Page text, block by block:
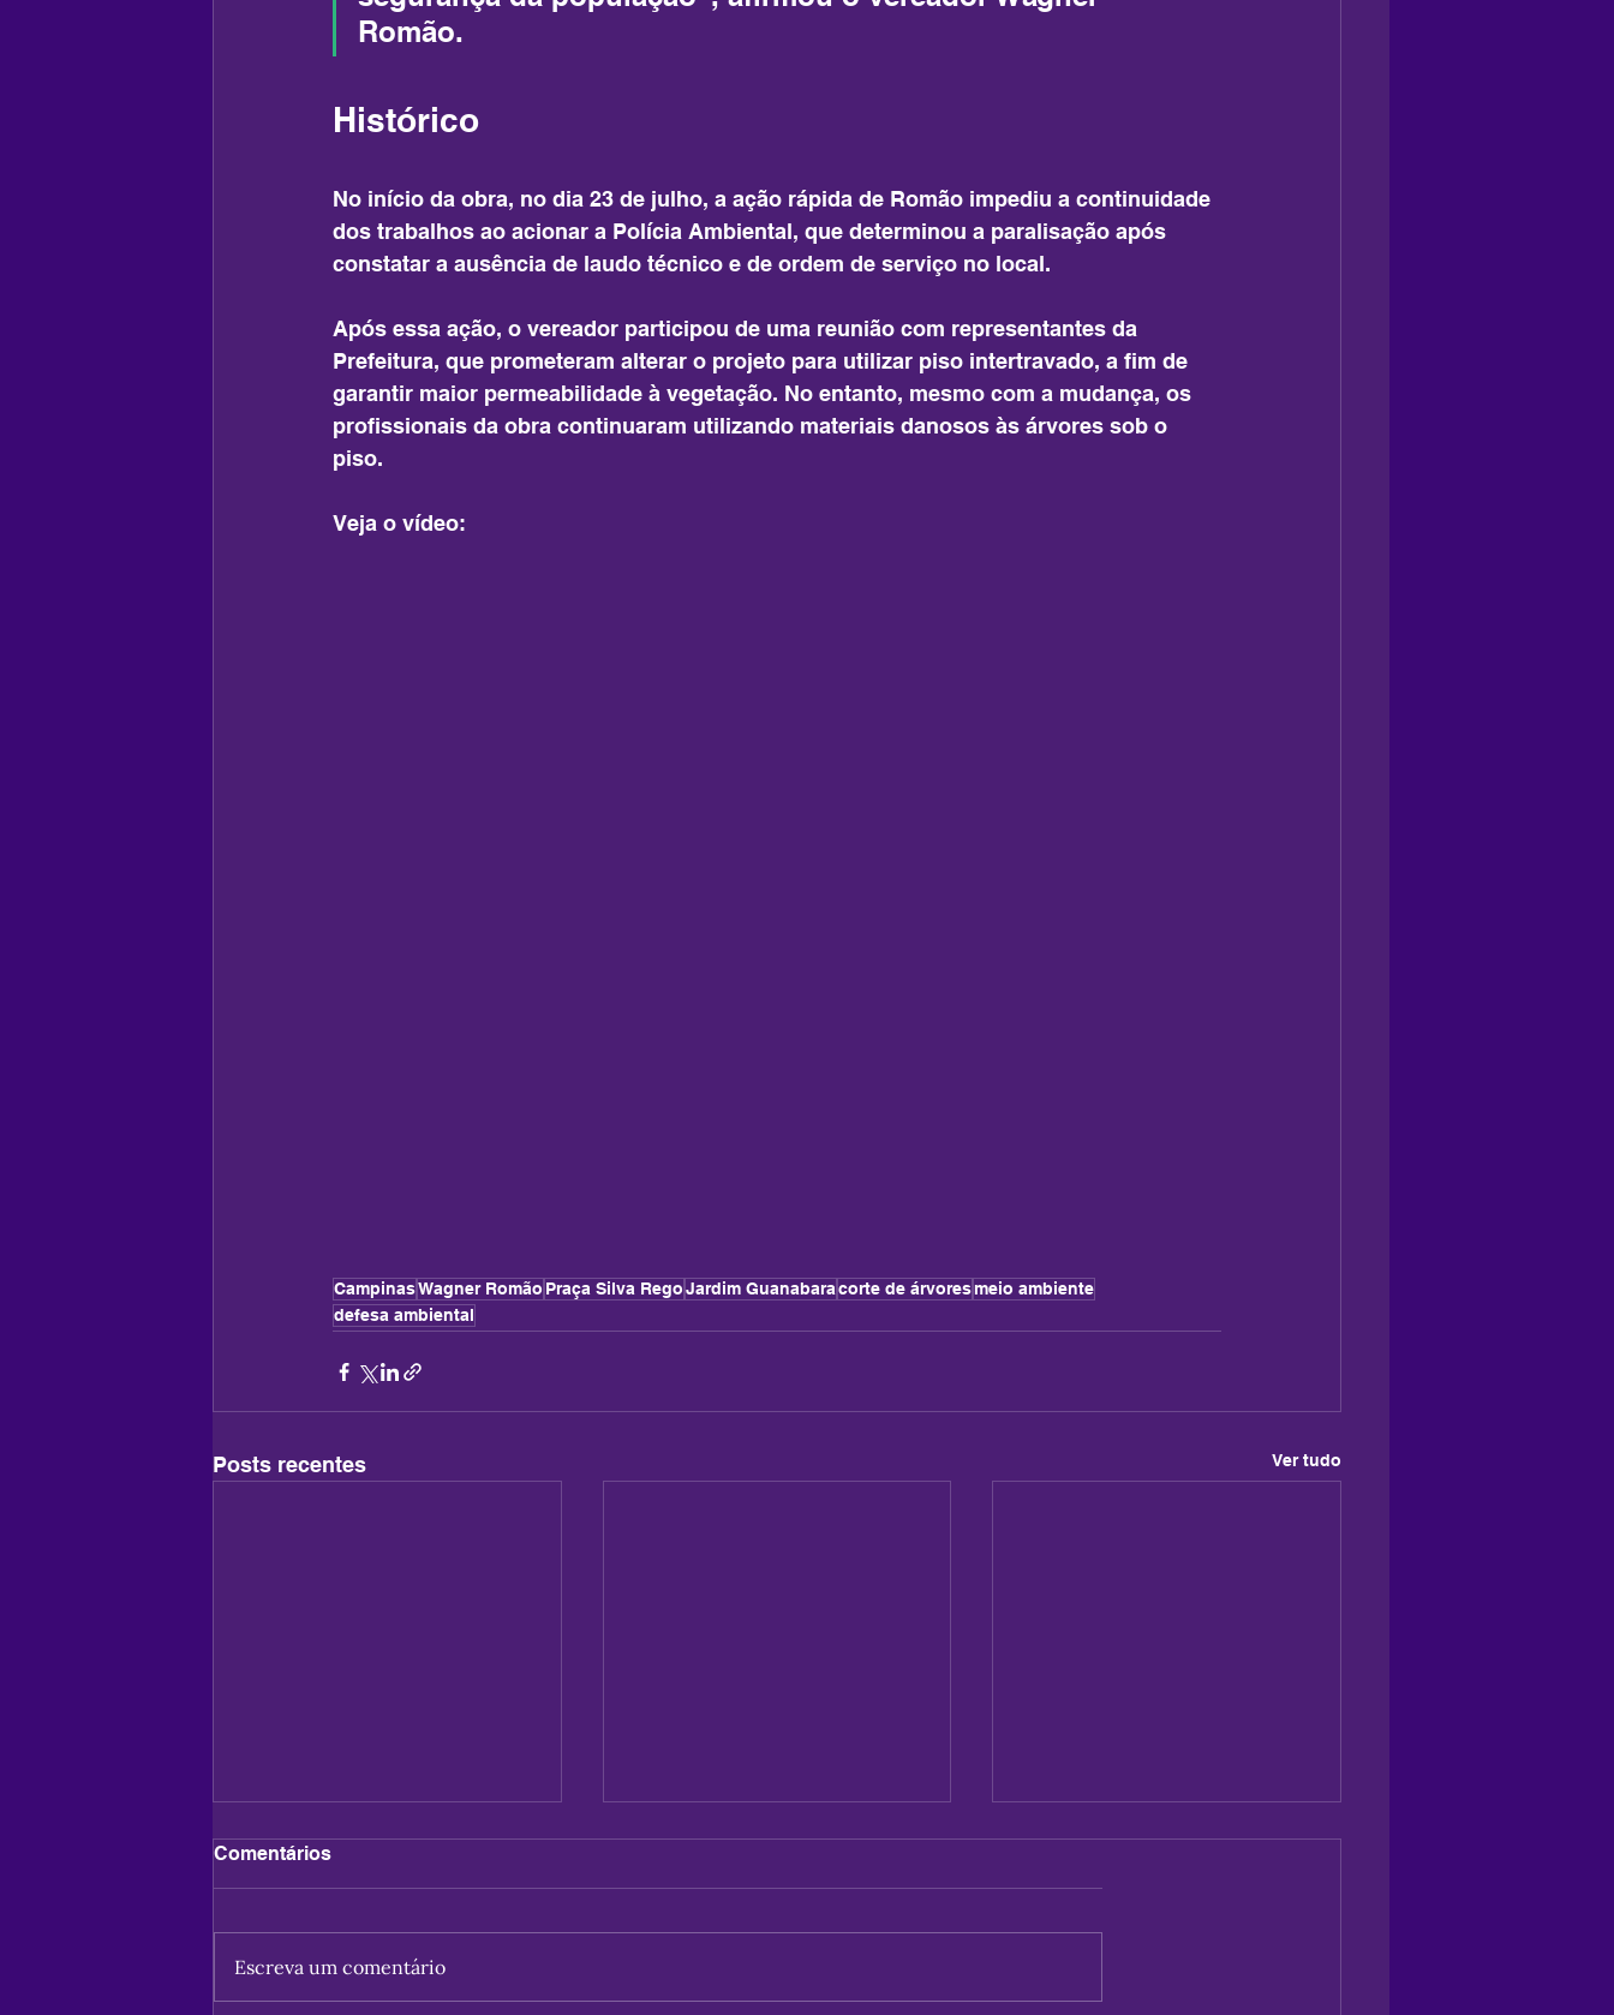
Romão.
Histórico
No início da obra, no dia 23 de julho, a ação rápida de Romão impediu a continuidade
dos trabalhos ao acionar a Polícia Ambiental, que determinou a paralisação após
constatar a ausência de laudo técnico e de ordem de serviço no local.
Após essa ação, o vereador participou de uma reunião com representantes da
Prefeitura, que prometeram alterar o projeto para utilizar piso intertravado, a fim de
garantir maior permeabilidade à vegetação. No entanto, mesmo com a mudança, os
profissionais da obra continuaram utilizando materiais danosos às árvores sob o
piso.
Veja o vídeo:
CampinasWagner Romão Praça Silva RegoJardim Guanabaracorte de árvoresmeio ambiente
defesa ambiental
Posts recentes Ver tudo
Comentários
Escreva um comentário